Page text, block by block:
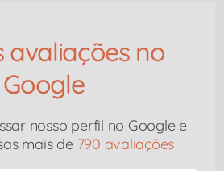
avaliações no
Google
nosso perfil no Google e
mais de 790 avaliações